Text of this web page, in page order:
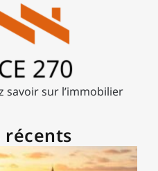
savoir sur l’immobilier